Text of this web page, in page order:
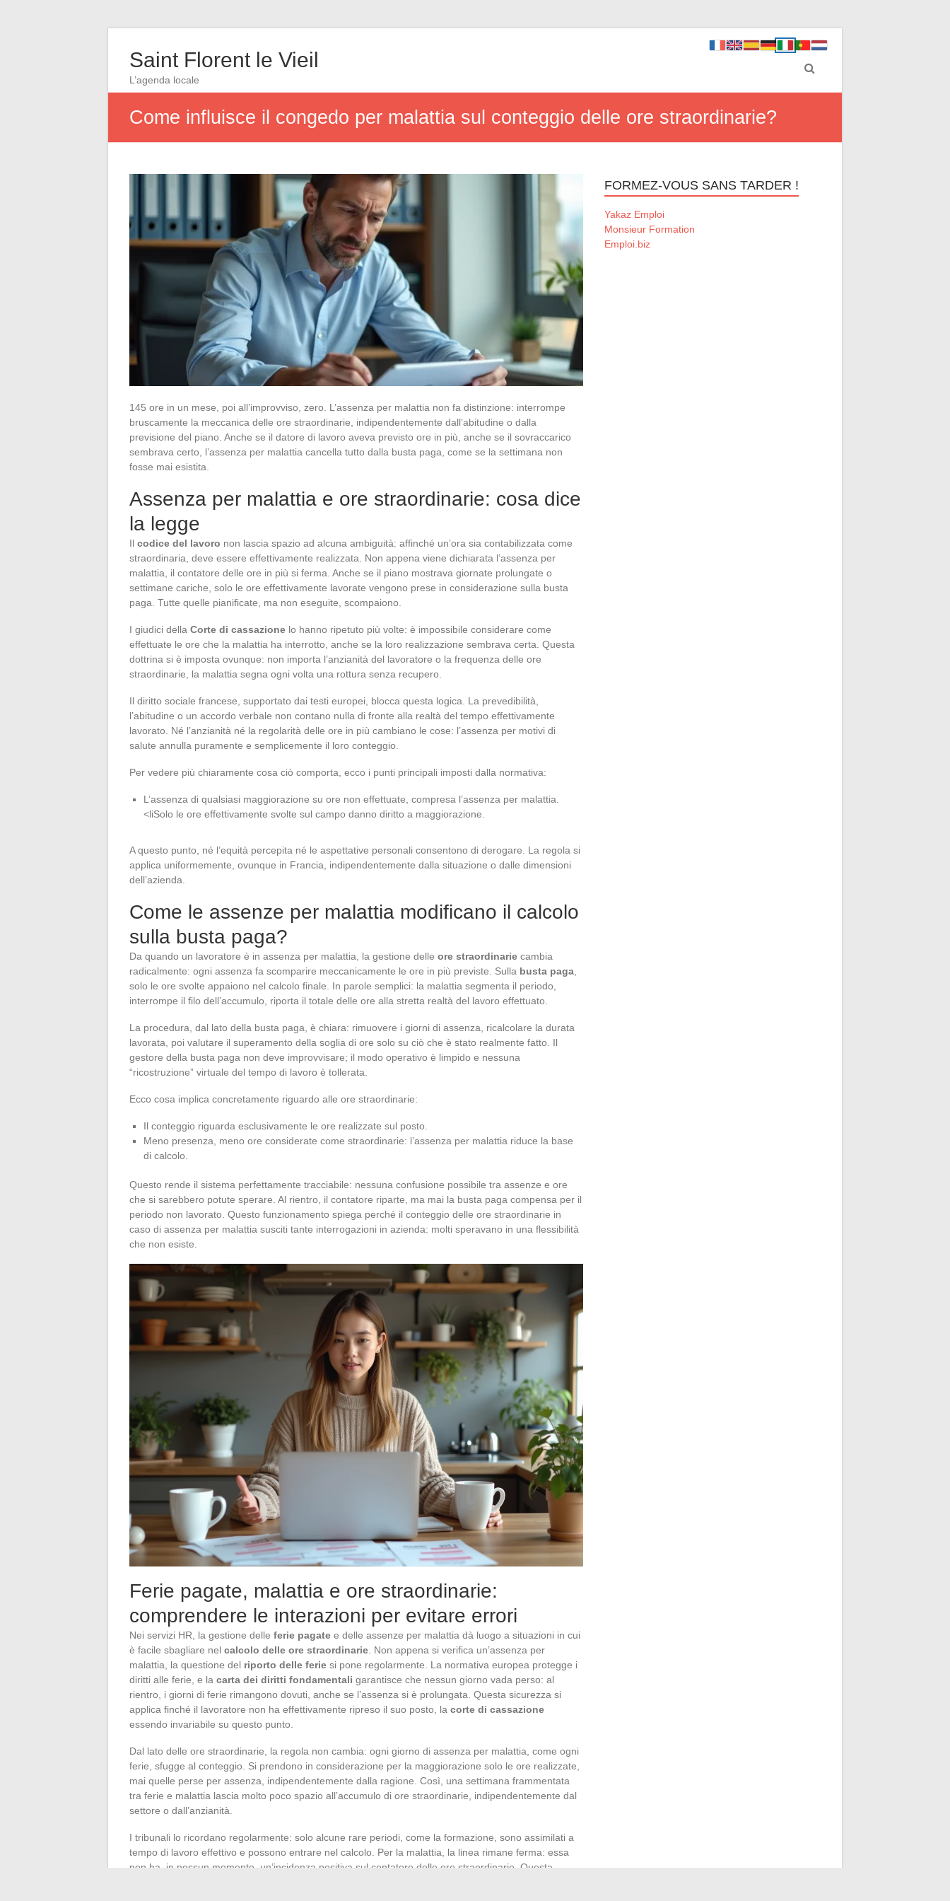
Saint Florent le Vieil
L’agenda locale
Come influisce il congedo per malattia sul conteggio delle ore straordinarie?
145 ore in un mese, poi all’improvviso, zero. L’assenza per malattia non fa distinzione: interrompe
bruscamente la meccanica delle ore straordinarie, indipendentemente dall’abitudine o dalla
previsione del piano. Anche se il datore di lavoro aveva previsto ore in più, anche se il sovraccarico
sembrava certo, l’assenza per malattia cancella tutto dalla busta paga, come se la settimana non
fosse mai esistita.
Assenza per malattia e ore straordinarie: cosa dice
la legge
Il codice del lavoro non lascia spazio ad alcuna ambiguità: affinché un’ora sia contabilizzata come
straordinaria, deve essere effettivamente realizzata. Non appena viene dichiarata l’assenza per
malattia, il contatore delle ore in più si ferma. Anche se il piano mostrava giornate prolungate o
settimane cariche, solo le ore effettivamente lavorate vengono prese in considerazione sulla busta
paga. Tutte quelle pianificate, ma non eseguite, scompaiono.
I giudici della Corte di cassazione lo hanno ripetuto più volte: è impossibile considerare come
effettuate le ore che la malattia ha interrotto, anche se la loro realizzazione sembrava certa. Questa
dottrina si è imposta ovunque: non importa l’anzianità del lavoratore o la frequenza delle ore
straordinarie, la malattia segna ogni volta una rottura senza recupero.
Il diritto sociale francese, supportato dai testi europei, blocca questa logica. La prevedibilità,
l’abitudine o un accordo verbale non contano nulla di fronte alla realtà del tempo effettivamente
lavorato. Né l’anzianità né la regolarità delle ore in più cambiano le cose: l’assenza per motivi di
salute annulla puramente e semplicemente il loro conteggio.
Per vedere più chiaramente cosa ciò comporta, ecco i punti principali imposti dalla normativa:
L’assenza di qualsiasi maggiorazione su ore non effettuate, compresa l’assenza per malattia.
<liSolo le ore effettivamente svolte sul campo danno diritto a maggiorazione.
A questo punto, né l’equità percepita né le aspettative personali consentono di derogare. La regola si
applica uniformemente, ovunque in Francia, indipendentemente dalla situazione o dalle dimensioni
dell’azienda.
Come le assenze per malattia modificano il calcolo
sulla busta paga?
Da quando un lavoratore è in assenza per malattia, la gestione delle ore straordinarie cambia
radicalmente: ogni assenza fa scomparire meccanicamente le ore in più previste. Sulla busta paga
solo le ore svolte appaiono nel calcolo finale. In parole semplici: la malattia segmenta il periodo,
interrompe il filo dell’accumulo, riporta il totale delle ore alla stretta realtà del lavoro effettuato.
La procedura, dal lato della busta paga, è chiara: rimuovere i giorni di assenza, ricalcolare la durata
lavorata, poi valutare il superamento della soglia di ore solo su ciò che è stato realmente fatto. Il
gestore della busta paga non deve improvvisare; il modo operativo è limpido e nessuna
“ricostruzione” virtuale del tempo di lavoro è tollerata.
Ecco cosa implica concretamente riguardo alle ore straordinarie:
Il conteggio riguarda esclusivamente le ore realizzate sul posto.
Meno presenza, meno ore considerate come straordinarie: l’assenza per malattia riduce la base
di calcolo.
Questo rende il sistema perfettamente tracciabile: nessuna confusione possibile tra assenze e ore
che si sarebbero potute sperare. Al rientro, il contatore riparte, ma mai la busta paga compensa per il
periodo non lavorato. Questo funzionamento spiega perché il conteggio delle ore straordinarie in
caso di assenza per malattia susciti tante interrogazioni in azienda: molti speravano in una flessibilità
che non esiste.
Ferie pagate, malattia e ore straordinarie:
comprendere le interazioni per evitare errori
Nei servizi HR, la gestione delle ferie pagate e delle assenze per malattia dà luogo a situazioni in cui
è facile sbagliare nel calcolo delle ore straordinarie . Non appena si verifica un’assenza per
malattia, la questione del riporto delle ferie si pone regolarmente. La normativa europea protegge i
diritti alle ferie, e la carta dei diritti fondamentali garantisce che nessun giorno vada perso: al
rientro, i giorni di ferie rimangono dovuti, anche se l’assenza si è prolungata. Questa sicurezza si
applica finché il lavoratore non ha effettivamente ripreso il suo posto, la corte di cassazione
essendo invariabile su questo punto.
Dal lato delle ore straordinarie, la regola non cambia: ogni giorno di assenza per malattia, come ogni
ferie, sfugge al conteggio. Si prendono in considerazione per la maggiorazione solo le ore realizzate,
mai quelle perse per assenza, indipendentemente dalla ragione. Così, una settimana frammentata
tra ferie e malattia lascia molto poco spazio all’accumulo di ore straordinarie, indipendentemente dal
settore o dall’anzianità.
I tribunali lo ricordano regolarmente: solo alcune rare periodi, come la formazione, sono assimilati a
tempo di lavoro effettivo e possono entrare nel calcolo. Per la malattia, la linea rimane ferma: essa
non ha, in nessun momento, un’incidenza positiva sul contatore delle ore straordinarie. Questa
FORMEZ-VOUS SANS TARDER !
Yakaz Emploi
Monsieur Formation
Emploi.biz